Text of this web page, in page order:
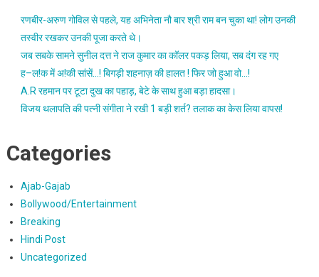
रणबीर-अरुण गोविल से पहले, यह अभिनेता नौ बार श्री राम बन चुका था! लोग उनकी
तस्वीर रखकर उनकी पूजा करते थे।
जब सबके सामने सुनील दत्त ने राज कुमार का कॉलर पकड़ लिया, सब दंग रह गए
ह–ल!क में अ!की सांसें…! बिगड़ी शहनाज़ की हालत ! फिर जो हुआ वो…!
A.R रहमान पर टूटा दुख का पहाड़, बेटे के साथ हुआ बड़ा हादसा।
विजय थलापति की पत्नी संगीता ने रखी 1 बड़ी शर्त? तलाक का केस लिया वापस!
Categories
Ajab-Gajab
Bollywood/Entertainment
Breaking
Hindi Post
Uncategorized